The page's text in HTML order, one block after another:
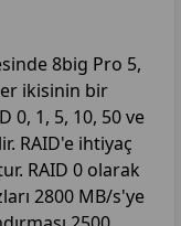
8big Pro 5,
ikisinin bir
0, 1, 5, 10, 50 ve
RAID'e ihtiyaç
RAID 0 olarak
2800 MB/s'ye